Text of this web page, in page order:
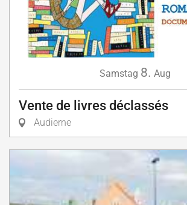
Samstag 8. Aug
Vente de livres déclassés
Audierne